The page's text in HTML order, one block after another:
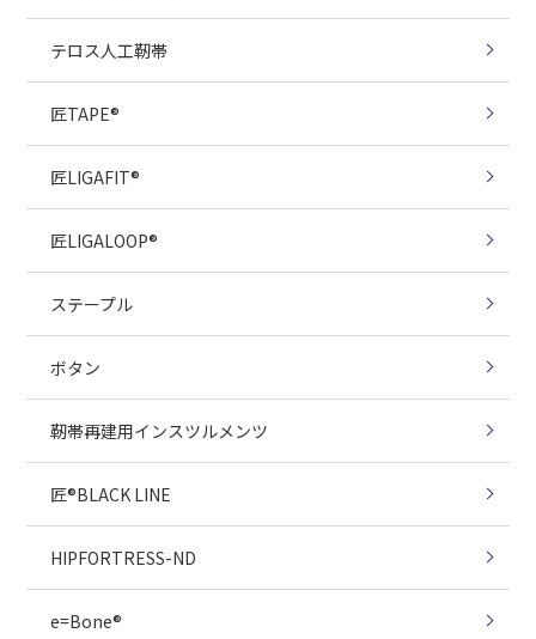
テロス人工靭帯
匠TAPE®
匠LIGAFIT®
匠LIGALOOP®
ステープル
ボタン
靭帯再建用インスツルメンツ
匠®BLACK LINE
HIPFORTRESS-ND
e=Bone®